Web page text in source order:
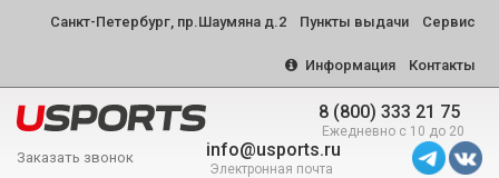
Санкт-Петербург, пр.Шаумяна д.2 Пункты выдачи Сервис
Информация Контакты
8 (800) 333 21 75
Ежедневно с 10 до 20
Заказать звонок info@usports.ru
Электронная почта